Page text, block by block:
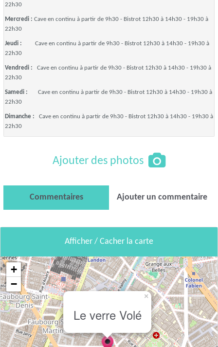
22h30
Mercredi : Cave en continu à partir de 9h30 - Bistrot 12h30 à 14h30 - 19h30 à
22h30
Jeudi : Cave en continu à partir de 9h30 - Bistrot 12h30 à 14h30 - 19h30 à
22h30
Vendredi : Cave en continu à partir de 9h30 - Bistrot 12h30 à 14h30 - 19h30 à
22h30
Samedi : Cave en continu à partir de 9h30 - Bistrot 12h30 à 14h30 - 19h30 à
22h30
Dimanche : Cave en continu à partir de 9h30 - Bistrot 12h30 à 14h30 - 19h30 à
22h30
Ajouter des photos
Commentaires Ajouter un commentaire
Afficher / Cacher la carte
Le verre Volé
×
+
−